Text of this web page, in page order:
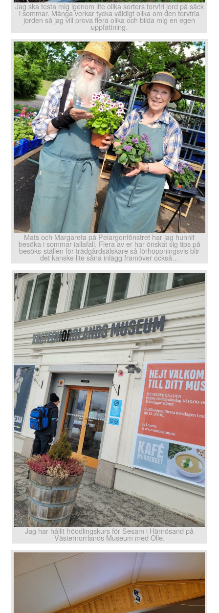
Jag ska testa mig igenom lite olika sorters torvfri jord på säck
i sommar. Många verkar tycka väldigt olika om den torvfria
jorden så jag vill prova flera olika och bilda mig en egen
uppfattning.
Mats och Margareta på Pelargonfönstret har jag hunnit
besöka i sommar iallafall. Flera av er har önskat sig tips på
besöks-ställen för trädgårdsälskare så förhoppningsvis blir
det kanske lite såna inlägg framöver också…
Jag har hållit fröodlingskurs för Sesam i Härnösand på
Västernorrlands Museum med Olle.